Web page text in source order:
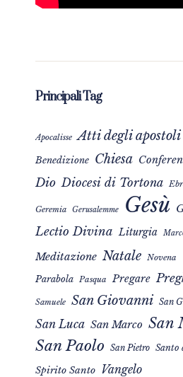
Principali Tag
Apocalisse Atti degli apostoli
Benedizione Chiesa
Dio Diocesi di Tortona
Geremia Gerusalemme Gesù
Lectio Divina Liturgia
Meditazione Natale Novena
Parabola Pasqua Pregare
Samuele San Giovanni San
San Luca San Marco San
San Paolo San Pietro Santo
Spirito Santo Vangelo